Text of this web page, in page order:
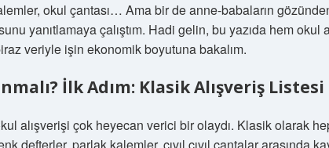
okul çantası… Ama bir de anne-babaların
yanıtlamaya çalıştım. Hadi gelin, bu yazıda hem okul
veriyle işin ekonomik boyutuna bakalım.
İlk Adım: Klasik Alışveriş Listesi
alışverişi çok heyecan verici bir olaydı. Klasik olarak